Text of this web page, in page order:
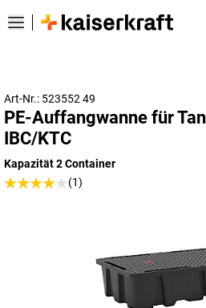
Art-Nr.: 523552 49
PE-Auffangwanne für
IBC/KTC
Kapazität 2 Container
(1)